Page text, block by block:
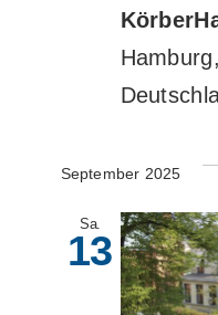
September 2025
Sa.
13